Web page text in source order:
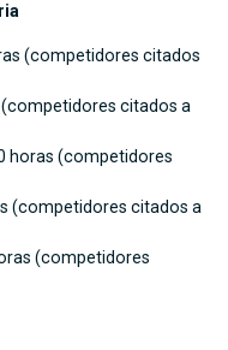
(competidores citados
citados a
horas (competidores
(competidores citados a
(competidores